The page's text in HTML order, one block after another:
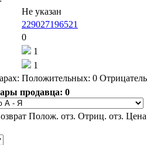
Не указан
229027196521
0
1
1
Положительных: 0
продавца: 0
Полож. отз. Отриц. отз. Цена